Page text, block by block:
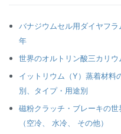
バナジウムセル用ダイヤフ
年
世界のオルトリン酸三カリウ
イットリウム（Y）蒸着材
別、タイプ・用途別
磁粉クラッチ・ブレーキの
（空冷、 水冷、 その他）